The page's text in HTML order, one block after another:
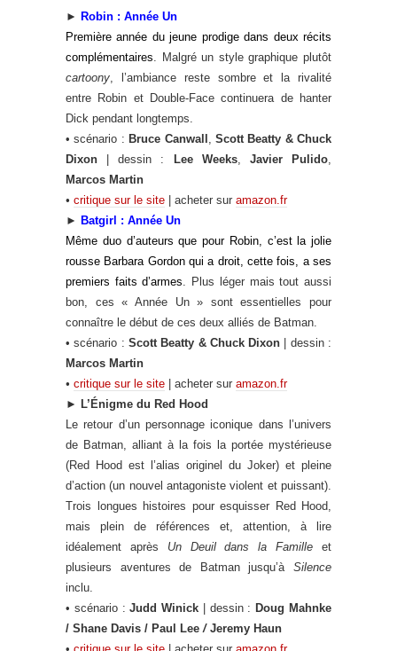
► Robin : Année Un
Première année du jeune prodige dans deux récits
complémentaires. Malgré un style graphique plutôt
cartoony, l’ambiance reste sombre et la rivalité
entre Robin et Double-Face continuera de hanter
Dick pendant longtemps.
• scénario : Bruce Canwall , Scott Beatty & Chuck
Dixon | dessin : Lee Weeks, Javier Pulido,
Marcos Martin
• critique sur le site | acheter sur amazon.fr
► Batgirl : Année Un
Même duo d’auteurs que pour Robin, c’est la jolie
rousse Barbara Gordon qui a droit, cette fois, a ses
premiers faits d’armes. Plus léger mais tout aussi
bon, ces « Année Un » sont essentielles pour
connaître le début de ces deux alliés de Batman.
• scénario : Scott Beatty & Chuck Dixon | dessin :
Marcos Martin
• critique sur le site | acheter sur amazon.fr
► L’Énigme du Red Hood
Le retour d’un personnage iconique dans l’univers
de Batman, alliant à la fois la portée mystérieuse
(Red Hood est l’alias originel du Joker) et pleine
d’action (un nouvel antagoniste violent et puissant).
Trois longues histoires pour esquisser Red Hood,
mais plein de références et, attention, à lire
idéalement après Un Deuil dans la Famille et
plusieurs aventures de Batman jusqu’à Silence
inclu.
• scénario :Judd Winick | dessin : Doug Mahnke
/ Shane Davis / Paul Lee / Jeremy Haun